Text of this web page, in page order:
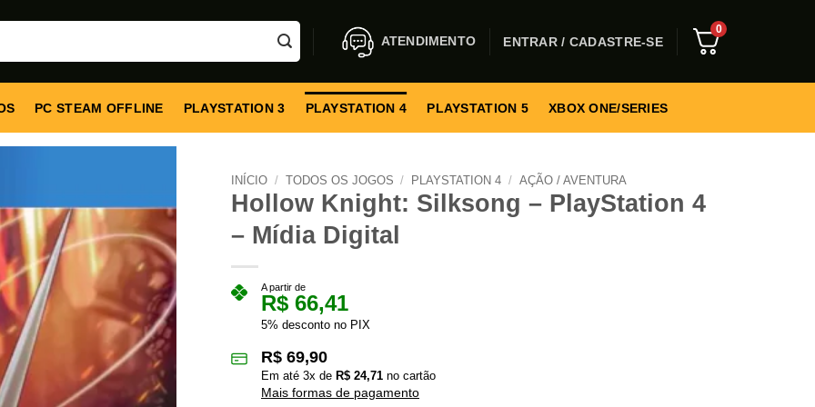
ATENDIMENTO ENTRAR / CADASTRE-SE
0
PC STEAM OFFLINE PLAYSTATION 3 PLAYSTATION 4 PLAYSTATION 5 XBOX ONE/SERIES
INÍCIO / TODOS OS JOGOS / PLAYSTATION 4 / AÇÃO / AVENTURA
Hollow Knight: Silksong – PlayStation 4
– Mídia Digital
A partir de
R$ 66,41
5% desconto no PIX
R$ 69,90
Em até 3x de R$ 24,71 no cartão
Mais formas de pagamento